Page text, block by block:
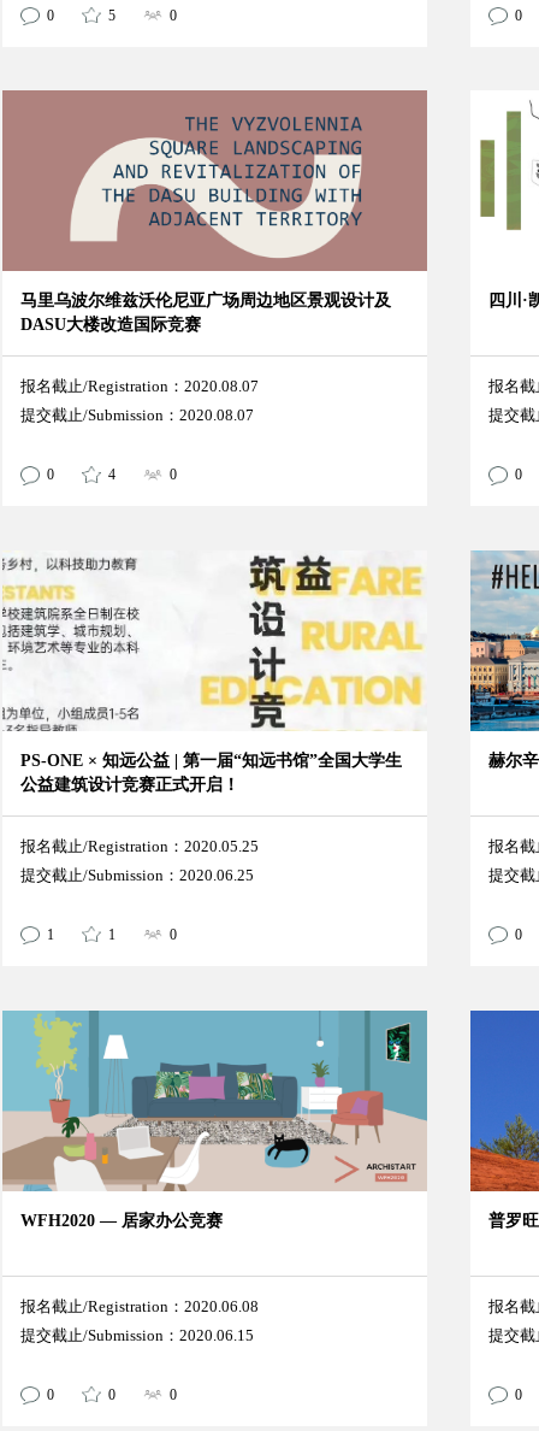
0 5 0 0
马里乌波尔维兹沃伦尼亚广场周边地区景观设计及
DASU大楼改造国际竞赛
报名截止/Registration：2020.08.07
提交截止/Submission：2020.08.07
0 4 0
四川·
报名截
提交截
0
PS-ONE × 知远公益 | 第一届“知远书馆”全国大学生
公益建筑设计竞赛正式开启！
报名截止/Registration：2020.05.25
提交截止/Submission：2020.06.25
1 1 0
赫尔
报名截
提交截
0
WFH2020 — 居家办公竞赛
报名截止/Registration：2020.06.08
提交截止/Submission：2020.06.15
0 0 0
普罗
报名截
提交截
0